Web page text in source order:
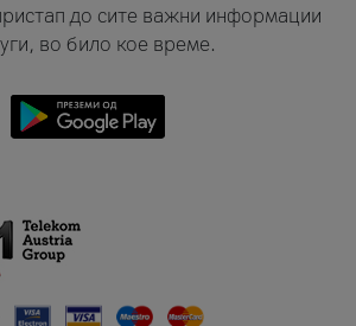
до сите важни информации
во било кое време.